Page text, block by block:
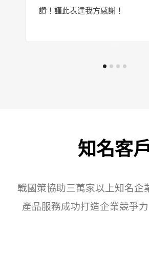
讚！謹此表達我方感謝！
知名客戶
戰國策協助三萬家以上知名企
產品服務成功打造企業競爭力